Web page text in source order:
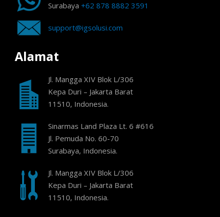
Surabaya +62 878 8882 3591
support@igsolusi.com
Alamat
Jl. Mangga XIV Blok L/306
Kepa Duri – Jakarta Barat
11510, Indonesia.
Sinarmas Land Plaza Lt. 6 #616
Jl. Pemuda No. 60-70
Surabaya, Indonesia.
Jl. Mangga XIV Blok L/306
Kepa Duri – Jakarta Barat
11510, Indonesia.